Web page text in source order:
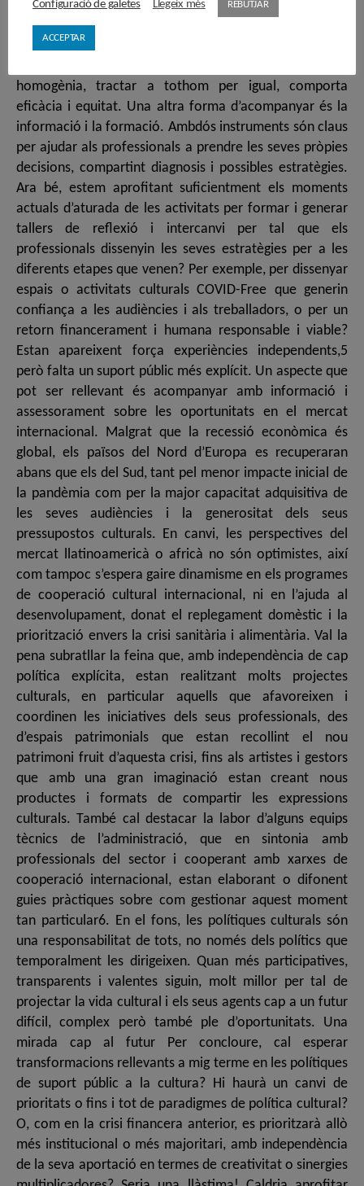
Configuració de galetes Llegeix més REBUTJAR
ACCEPTAR